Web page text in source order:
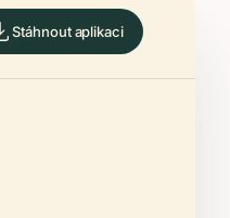
Stáhnout aplikaci